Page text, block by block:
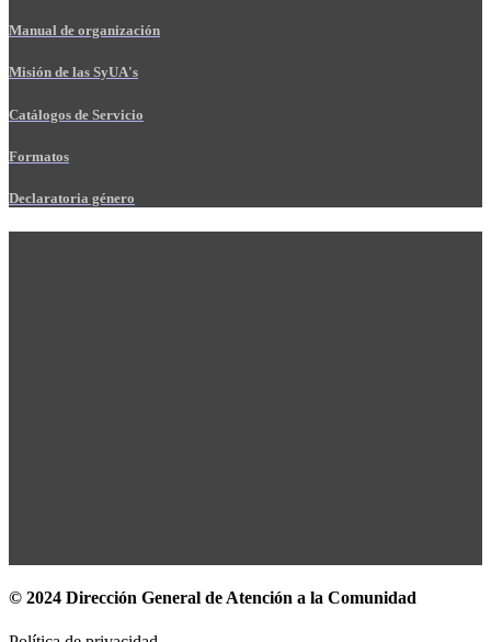
Manual de organización
Misión de las SyUA's
Catálogos de Servicio
Formatos
Declaratoria género
© 2024 Dirección General de Atención a la Comunidad